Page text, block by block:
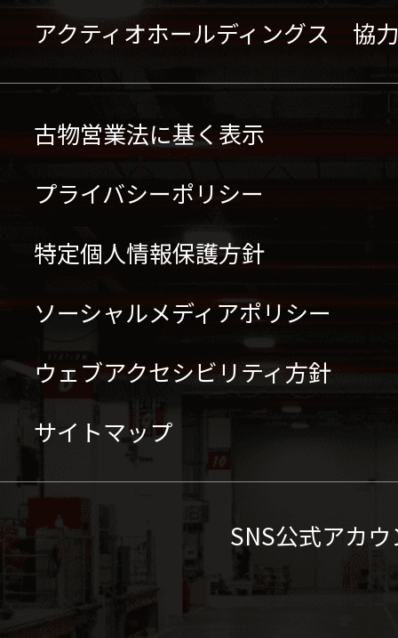
アクティオホールディングス 協
古物営業法に基く表示
プライバシーポリシー
特定個人情報保護方針
ソーシャルメディアポリシー
ウェブアクセシビリティ方針
サイトマップ
SNS公式アカ